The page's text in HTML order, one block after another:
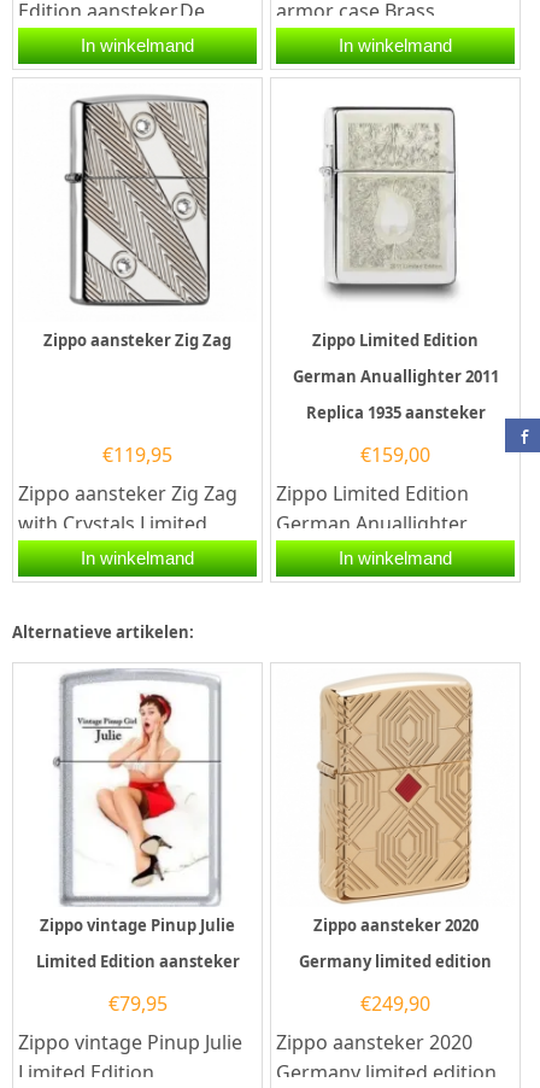
Edition aansteker.De
Zippo Viking Limited
Edition aansteker heeft
In winkelmand
armor case Brass
Antique.Een Zippo
aansteker is een
kwalitatief...
In winkelmand
Zippo aansteker Zig Zag
€119,95
Zippo aansteker Zig Zag
with Crystals Limited
Edition met Zippo code
60.002.8643.Een Zippo...
In winkelmand
Zippo Limited Edition
German Anuallighter 2011
Replica 1935 aansteker
€159,00
Zippo Limited Edition
German Anuallighter
2011 Replica 1935
aansteker.De Zippo
In winkelmand
Alternatieve artikelen:
Zippo vintage Pinup Julie
Limited Edition aansteker
€79,95
Zippo vintage Pinup Julie
Limited Edition
Zippo aansteker 2020
Germany limited edition
€249,90
Zippo aansteker 2020
Germany limited edition